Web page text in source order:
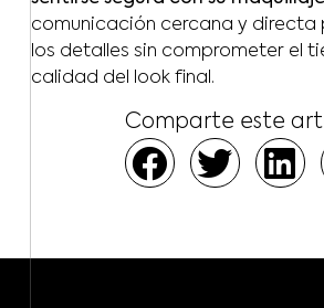
comunicación cercana y directa
los detalles sin comprometer el
calidad del look final.
Comparte este